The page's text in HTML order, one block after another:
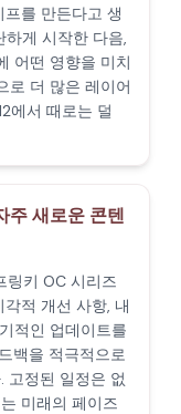
를 만든다고 생
게 시작한 다음,
어떤 영향을 미치
로 더 많은 레이어
에서 때로는 덜
주 새로운 콘텐
링키 OC 시리즈
적 개선 사항, 내
적인 업데이트를
백을 적극적으로
고정된 일정은 없
미래의 페이즈